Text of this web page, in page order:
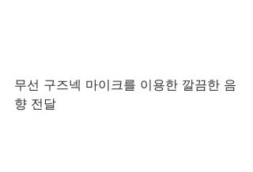
무선 구즈넥 마이크를 이용한 깔끔한 음
향 전달